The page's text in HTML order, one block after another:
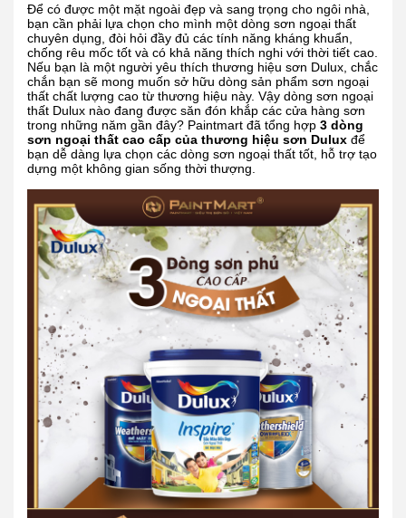
Để có được một mặt ngoài đẹp và sang trọng cho ngôi nhà,
bạn cần phải lựa chọn cho mình một dòng sơn ngoại thất
chuyên dụng, đòi hỏi đầy đủ các tính năng kháng khuẩn,
chống rêu mốc tốt và có khả năng thích nghi với thời tiết cao.
Nếu bạn là một người yêu thích thương hiệu sơn Dulux, chắc
chắn bạn sẽ mong muốn sở hữu dòng sản phẩm sơn ngoại
thất chất lượng cao từ thương hiệu này. Vậy dòng sơn ngoại
thất Dulux nào đang được săn đón khắp các cửa hàng sơn
trong những năm gần đây? Paintmart đã tổng hợp 3 dòng
sơn ngoại thất cao cấp của thương hiệu sơn Dulux để
bạn dễ dàng lựa chọn các dòng sơn ngoại thất tốt, hỗ trợ tạo
dựng một không gian sống thời thượng.